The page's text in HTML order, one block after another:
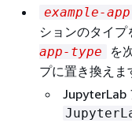
example-
ションのタイプ
app-type
を
プに置き換えま
JupyterLab